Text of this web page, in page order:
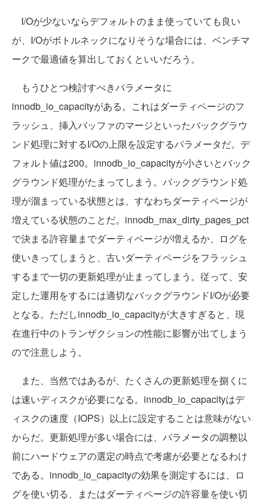
I/Oが少ないならデフォルトのまま使っていても良い
が、I/Oがボトルネックになりそうな場合には、ベンチマ
ークで最適値を算出しておくといいだろう。
もうひとつ検討すべきパラメータに
innodb_io_capacityがある。これはダーティページのフ
ラッシュ、挿入バッファのマージといったバックグラウ
ンド処理に対するI/Oの上限を設定するパラメータだ。デ
フォルト値は200。innodb_io_capacityが小さいとバック
グラウンド処理がたまってしまう。バックグラウンド処
理が溜まっている状態とは、すなわちダーティページが
増えている状態のことだ。innodb_max_dirty_pages_pct
で決まる許容量までダーティページが増えるか、ログを
使いきってしまうと、古いダーティページをフラッシュ
するまで一切の更新処理が止まってしまう。従って、安
定した運用をするには適切なバックグラウンドI/Oが必要
となる。ただしinnodb_io_capacityが大きすぎると、現
在進行中のトランザクションの性能に影響が出てしまう
ので注意しよう。
また、当然ではあるが、たくさんの更新処理を捌くに
は速いディスクが必要になる。innodb_io_capacityはデ
ィスクの速度（IOPS）以上に設定することは意味がない
からだ。更新処理が多い場合には、パラメータの調整以
前にハードウェアの選定の時点で考慮が必要となるわけ
である。innodb_io_capacityの効果を測定するには、ロ
グを使い切る、またはダーティページの許容量を使い切